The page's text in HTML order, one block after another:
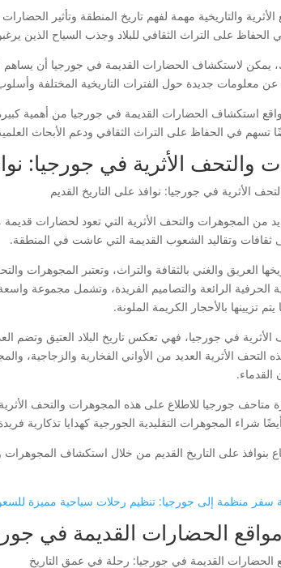
الأثرية والتاريخية مهمة لفهم تاريخ المنطقة وتأثير
الحفاظ على التراث الثقافي للبلاد وجذب السياح الذين
يمكن لاستكشاف الحضارات القديمة في جورجيا أن يساهم
عن معلومات جديدة حول الفترات التاريخية المختلفة
استكشاف الحضارات القديمة في جورجيا من أهمية
تسهم في الحفاظ على التراث الثقافي ودعم الأبحاث العلمية
والتحف الأثرية في جورجيا:
من المجوهرات والتحف الأثرية التي تعود لحضارات
وتقاليد الشعوب القديمة التي عاشت في المنطقة.
العريق والغني بالثقافة والتراث، وتعتبر المجوهرات
الحرفية الرائعة والتصاميم الفريدة، وتشمل مجموعة
تزيينها بالأحجار الكريمة الملونة.
الأثرية في جورجيا، فهي تعكس تاريخ البلاد العتيق وتضم
التحف الأثرية العديد من الأواني الفخارية والزجاجية،
القدماء.
متاحف جورجيا للاطلاع على هذه المجوهرات والتحف
شراء المجوهرات التقليدية الجورجية كهدايا تذكارية
بنوافذ على التاريخ القديم من خلال استكشاف
سفر منظمة إلى جورجيا: تنظيم رحلات سياحية مميزة
الحضارات القديمة في